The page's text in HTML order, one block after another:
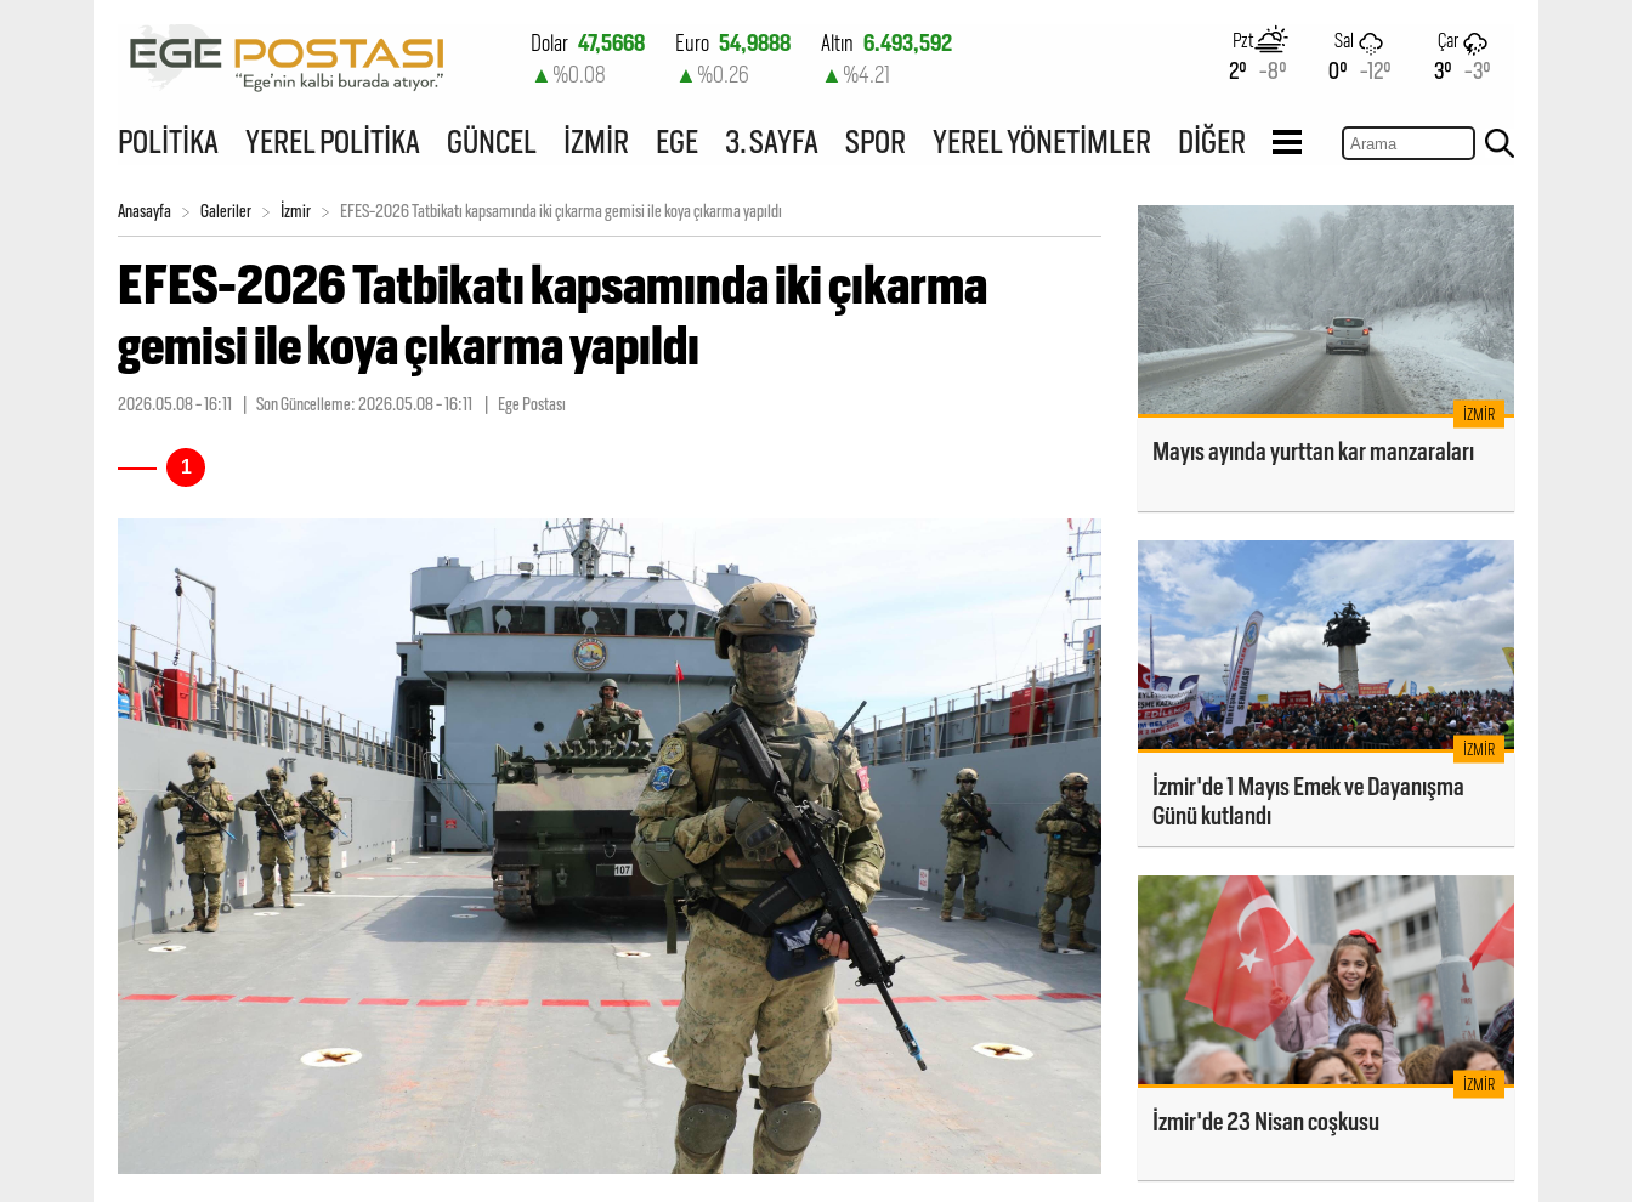
Dolar 47,5668
▲ %0.08
Euro 54,9888
▲ %0.26
Altın 6.493,592
▲ %4.21
%0.11
Pzt
2° -8°
Sal
0° -12°
Çar
3° -3°
POLİTİKA YEREL POLİTİKA GÜNCEL İZMİR EGE 3. SAYFA SPOR YEREL YÖNETİMLER DİĞER
Anasayfa Galeriler İzmir EFES-2026 Tatbikatı kapsamında iki çıkarma gemisi ile koya çıkarma yapıldı
EFES-2026 Tatbikatı kapsamında iki çıkarma
gemisi ile koya çıkarma yapıldı
2026.05.08 - 16:11 | Son Güncelleme:2026.05.08 - 16:11 | Ege Postası İZMIR
Mayıs ayında yurttan kar manzaraları
İZMIR
İzmir'de 1 Mayıs Emek ve Dayanışma
Günü kutlandı
İZMIR
İzmir'de 23 Nisan coşkusu